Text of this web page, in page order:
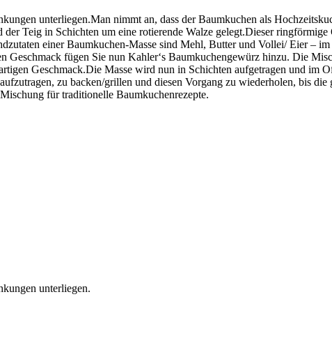
unterliegen.Man nimmt an, dass der Baumkuchen als
Teig in Schichten um eine rotierende Walze gelegt.Dieser
einer Baumkuchen-Masse sind Mehl, Butter und Vollei/ Eier –
fügen Sie nun Kahler‘s Baumkuchengewürz hinzu. Die
Geschmack.Die Masse wird nun in Schichten aufgetragen und im
zu backen/grillen und diesen Vorgang zu wiederholen, bis
für traditionelle Baumkuchenrezepte.
unterliegen.